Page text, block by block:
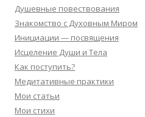
Душевные повествования
Знакомство с Духовным Миром
Инициации — посвящения
Исцеление Души и Тела
Как поступить?
Медитативные практики
Мои статьи
Мои стихи